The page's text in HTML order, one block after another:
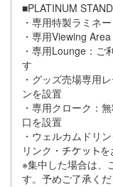
■PLATINUM
・専用特製ラミネ
・専用Viewing
・専用Lounge：ご
す
・グッズ売場専用
ンを設置
・専用クローク：
口を設置
・ウェルカムドリ
リンク・
※集中した場合は、
す。予めご了承くだ